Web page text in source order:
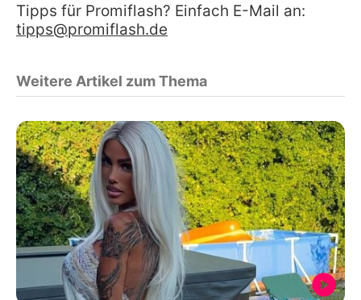
Tipps für Promiflash? Einfach E-Mail an:
tipps@promiflash.de
Weitere Artikel zum Thema